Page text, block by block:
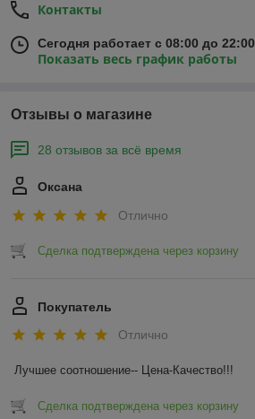
Контакты
Сегодня работает с 08:00 до 22:00
Показать весь график работы
Отзывы о магазине
28 отзывов за всё время
Оксана
Отлично
Сделка подтверждена через корзину
Покупатель
Отлично
Лучшее соотношение-- Цена-Качество!!!
Сделка подтверждена через корзину